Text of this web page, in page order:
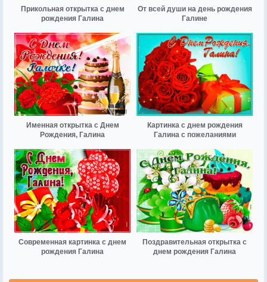
Прикольная открытка с днем
рождения Галина
От всей души на день рождения
Галине
Именная открытка с Днем
Рождения, Галина
Картинка с днем рождения
Галина с пожеланиями
Современная картинка с днем
рождения Галина
Поздравительная открытка с
днем рождения Галина